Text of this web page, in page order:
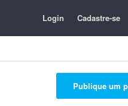
Login Cadastre-se
Publique um